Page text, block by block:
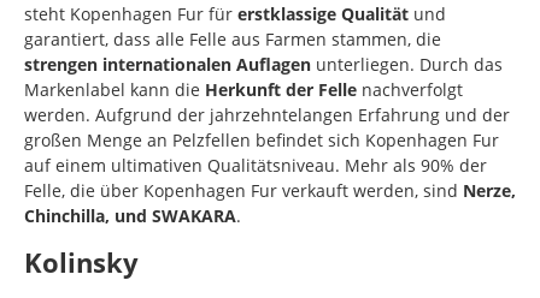
steht Kopenhagen Fur für erstklassige Qualität und
garantiert, dass alle Felle aus Farmen stammen, die
strengen internationalen Auflagen unterliegen. Durch das
Markenlabel kann die Herkunft der Felle nachverfolgt
werden. Aufgrund der jahrzehntelangen Erfahrung und der
großen Menge an Pelzfellen befindet sich Kopenhagen Fur
auf einem ultimativen Qualitätsniveau. Mehr als 90% der
Felle, die über Kopenhagen Fur verkauft werden, sind Nerze,
Chinchilla, und SWAKARA.
Kolinsky